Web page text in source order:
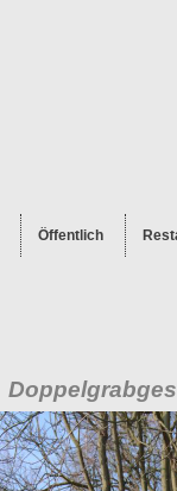
Öffentlich